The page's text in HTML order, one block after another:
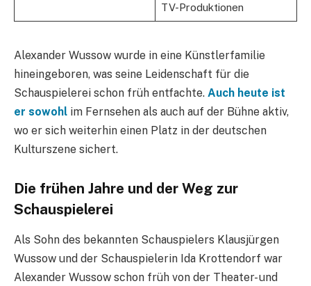
TV-Produktionen
Alexander Wussow wurde in eine Künstlerfamilie
hineingeboren, was seine Leidenschaft für die
Schauspielerei schon früh entfachte. Auch heute ist
er sowohl im Fernsehen als auch auf der Bühne aktiv,
wo er sich weiterhin einen Platz in der deutschen
Kulturszene sichert.
Die frühen Jahre und der Weg zur
Schauspielerei
Als Sohn des bekannten Schauspielers Klausjürgen
Wussow und der Schauspielerin Ida Krottendorf war
Alexander Wussow schon früh von der Theater- und